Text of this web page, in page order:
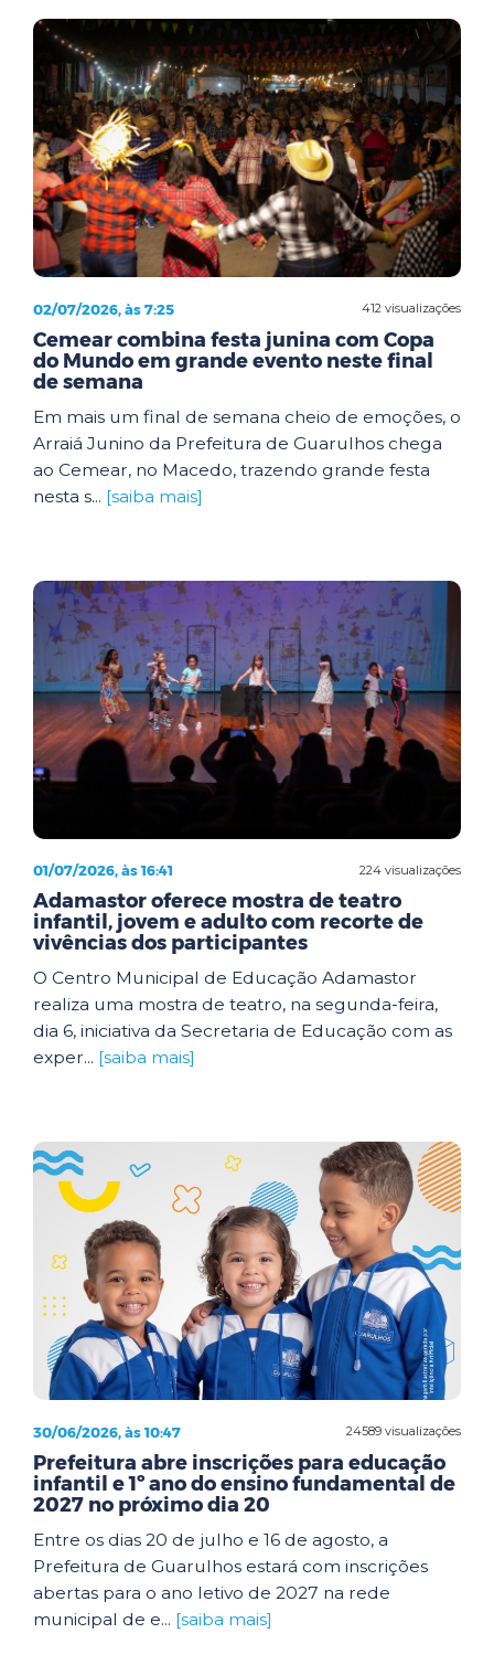
412 visualizações
02/07/2026, às 7:25
Cemear combina festa junina com Copa
do Mundo em grande evento neste final
de semana
Em mais um final de semana cheio de emoções, o
Arraiá Junino da Prefeitura de Guarulhos chega
ao Cemear, no Macedo, trazendo grande festa
nesta s... [saiba mais]
224 visualizações
01/07/2026, às 16:41
Adamastor oferece mostra de teatro
infantil, jovem e adulto com recorte de
vivências dos participantes
O Centro Municipal de Educação Adamastor
realiza uma mostra de teatro, na segunda-feira,
dia 6, iniciativa da Secretaria de Educação com as
exper... [saiba mais]
24589 visualizações
30/06/2026, às 10:47
Prefeitura abre inscrições para educação
infantil e 1º ano do ensino fundamental de
2027 no próximo dia 20
Entre os dias 20 de julho e 16 de agosto, a
Prefeitura de Guarulhos estará com inscrições
abertas para o ano letivo de 2027 na rede
municipal de e... [saiba mais]